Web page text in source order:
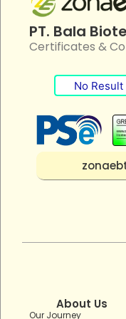
PT. Bala
Certificates &
No Result
About Us
Our Journey